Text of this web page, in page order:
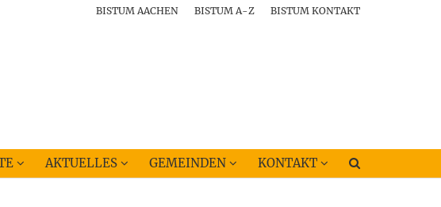
BISTUM AACHEN BISTUM A-Z BISTUM KONTAKT
AKTUELLES GEMEINDEN KONTAKT